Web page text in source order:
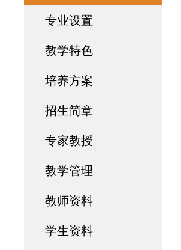
专业设置
教学特色
培养方案
招生简章
专家教授
教学管理
教师资料
学生资料